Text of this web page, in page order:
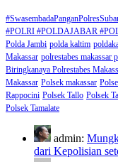
#POLRI #POLDAJABAR
Polda Jambi polda kaltim
Makassar polrestabes makassar
Biringkanaya Polrestabes
Makassar Polsek makassar
Rappocini Polsek Tallo Polsek
Polsek Tamalate
admin:
dari Kepolisian